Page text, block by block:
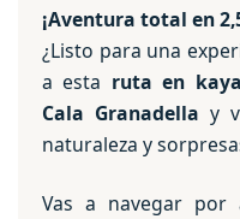
¡Aventura total en
¿Listo para una
a esta ruta en
Cala Granadella y
naturaleza y
Vas a navegar por